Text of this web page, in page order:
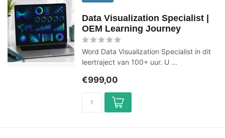
Data Visualization Specialist |
OEM Learning Journey
Word Data Visualization Specialist in dit
leertraject van 100+ uur. U ...
€999,00